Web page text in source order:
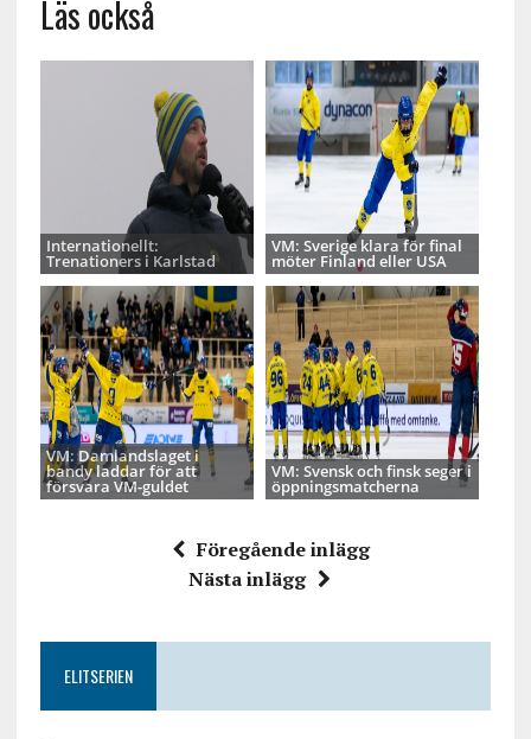
Läs också
Internationellt:
Trenationers i Karlstad
VM: Sverige klara för final
möter Finland eller USA
VM: Damlandslaget i
bandy laddar för att
försvara VM-guldet
VM: Svensk och finsk seger i
öppningsmatcherna
Föregående inlägg
Nästa inlägg
ELITSERIEN